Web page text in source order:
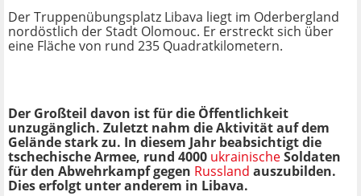
Der Truppenübungsplatz Libava liegt im Oderbergland
nordöstlich der Stadt Olomouc. Er erstreckt sich über
eine Fläche von rund 235 Quadratkilometern.
Der Großteil davon ist für die Öffentlichkeit
unzugänglich. Zuletzt nahm die Aktivität auf dem
Gelände stark zu. In diesem Jahr beabsichtigt die
tschechische Armee, rund 4000 ukrainischeSoldaten
für den Abwehrkampf gegen Russland auszubilden.
Dies erfolgt unter anderem in Libava.